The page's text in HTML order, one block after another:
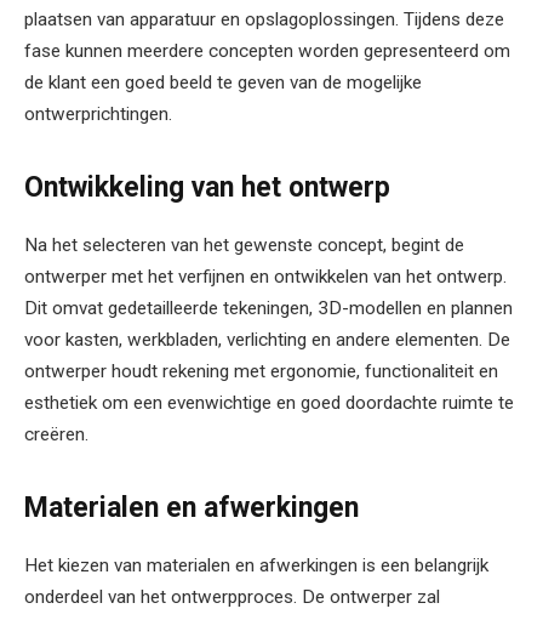
plaatsen van apparatuur en opslagoplossingen. Tijdens deze
fase kunnen meerdere concepten worden gepresenteerd om
de klant een goed beeld te geven van de mogelijke
ontwerprichtingen.
Ontwikkeling van het ontwerp
Na het selecteren van het gewenste concept, begint de
ontwerper met het verfijnen en ontwikkelen van het ontwerp.
Dit omvat gedetailleerde tekeningen, 3D-modellen en plannen
voor kasten, werkbladen, verlichting en andere elementen. De
ontwerper houdt rekening met ergonomie, functionaliteit en
esthetiek om een evenwichtige en goed doordachte ruimte te
creëren.
Materialen en afwerkingen
Het kiezen van materialen en afwerkingen is een belangrijk
onderdeel van het ontwerpproces. De ontwerper zal